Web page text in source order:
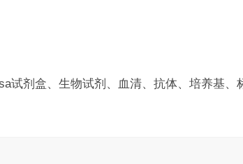
试剂盒、生物试剂、血清、抗体、培养基、